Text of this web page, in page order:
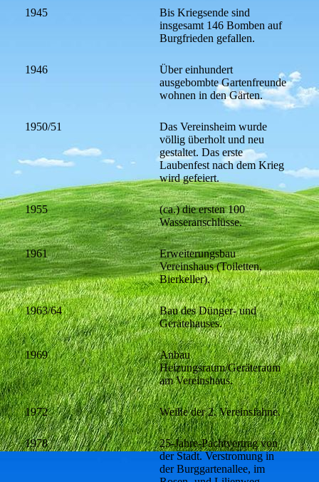
1945
Bis Kriegsende sind
insgesamt 146 Bomben auf
Burgfrieden gefallen.
1946
Über einhundert
ausgebombte Gartenfreunde
wohnen in den Gärten.
1950/51
Das Vereinsheim wurde
völlig überholt und neu
gestaltet. Das erste
Laubenfest nach dem Krieg
wird gefeiert.
1955
(ca.) die ersten 100
Wasseranschlüsse.
1961
Erweiterungsbau
Vereinshaus (Toiletten,
Bierkeller).
1963/64
Bau des Dünger- und
Gerätehauses.
1969
Anbau
Heizungsraum/Geräteraum
am Vereinshaus.
1972 Weihe der 2. Vereinsfahne.
1978
25-Jahre-Pachtvertrag von
der Stadt. Verstromung in
der Burggartenallee, im